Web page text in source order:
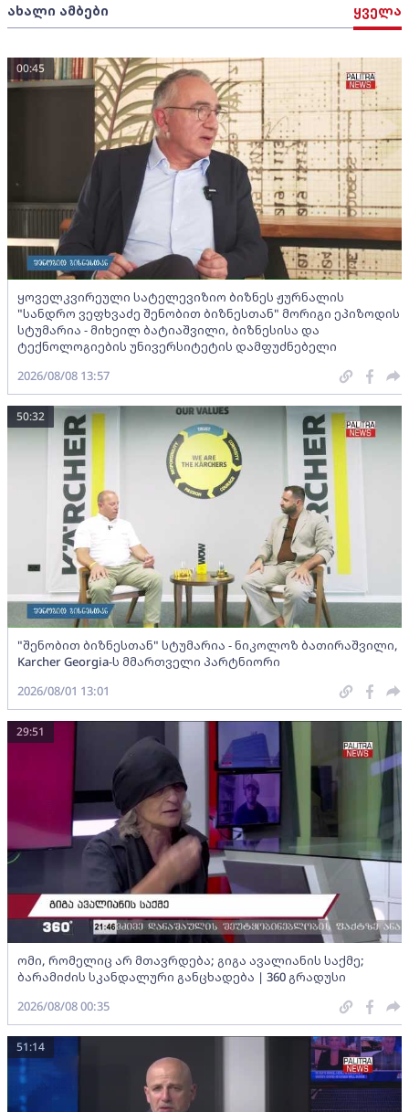
ახალი ამბები ყველა
ყოველკვირეული სატელევიზიო ბიზნეს ჟურნალის
"სანდრო ვეფხვაძე შენობით ბიზნესთან" მორიგი ეპიზოდის
სტუმარია - მიხეილ ბატიაშვილი, ბიზნესისა და
ტექნოლოგიების უნივერსიტეტის დამფუძნებელი
00:45
2026/08/08 13:57
"შენობით ბიზნესთან" სტუმარია - ნიკოლოზ ბათირაშვილი,
Karcher Georgia-ს მმართველი პარტნიორი
50:32
2026/08/01 13:01
ომი, რომელიც არ მთავრდება; გიგა ავალიანის საქმე;
ბარამიძის სკანდალური განცხადება | 360 გრადუსი
29:51
2026/08/08 00:35
51:14